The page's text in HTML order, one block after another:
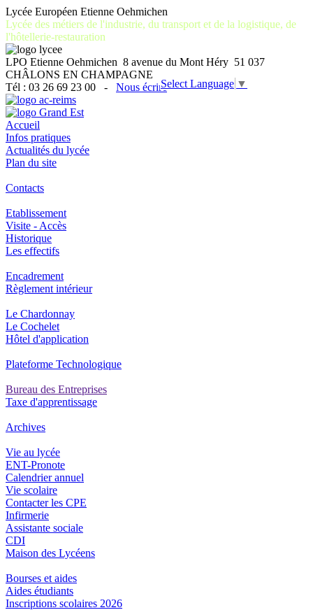
Select Language ▼
Lycée Européen Etienne Oehmichen
Lycée des métiers de l'industrie, du transport et de la logistique, de
l'hôtellerie-restauration
LPO Etienne Oehmichen 8 avenue du Mont Héry 51 037
CHÂLONS EN CHAMPAGNE
Tél : 03 26 69 23 00 - Nous écrire
Accueil
Infos pratiques
Actualités du lycée
Plan du site
Contacts
Etablissement
Visite - Accès
Historique
Les effectifs
Encadrement
Règlement intérieur
Le Chardonnay
Le Cochelet
Hôtel d'application
Plateforme Technologique
Bureau des Entreprises
Taxe d'apprentissage
Archives
Vie au lycée
ENT-Pronote
Calendrier annuel
Vie scolaire
Contacter les CPE
Infirmerie
Assistante sociale
CDI
Maison des Lycéens
Bourses et aides
Aides étudiants
Inscriptions scolaires 2026